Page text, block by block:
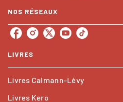
NOS RÉSEAUX
LIVRES
Livres Calmann-Lévy
Livres Kero